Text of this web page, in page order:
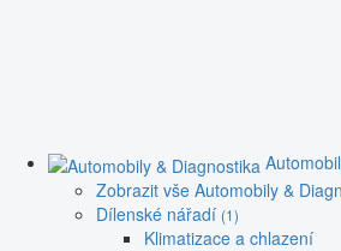
Zobrazit vše Automobily &
Dílenské nářadí (1)
Klimatizace a chlazení